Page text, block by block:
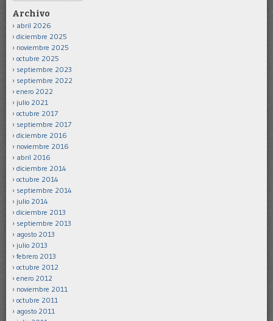
Archivo
abril 2026
diciembre 2025
noviembre 2025
octubre 2025
septiembre 2023
septiembre 2022
enero 2022
julio 2021
octubre 2017
septiembre 2017
diciembre 2016
noviembre 2016
abril 2016
diciembre 2014
octubre 2014
septiembre 2014
julio 2014
diciembre 2013
septiembre 2013
agosto 2013
julio 2013
febrero 2013
octubre 2012
enero 2012
noviembre 2011
octubre 2011
agosto 2011